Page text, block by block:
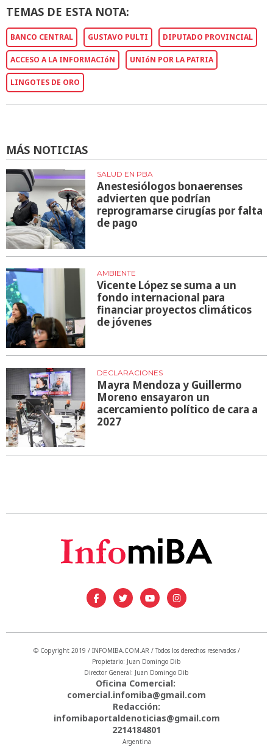
TEMAS DE ESTA NOTA:
BANCO CENTRAL GUSTAVO PULTI DIPUTADO PROVINCIAL
ACCESO A LA INFORMACIóN UNIóN POR LA PATRIA
LINGOTES DE ORO
MÁS NOTICIAS
SALUD EN PBA
Anestesiólogos bonaerenses
advierten que podrían
reprogramarse cirugías por falta
de pago
AMBIENTE
Vicente López se suma a un
fondo internacional para
financiar proyectos climáticos
de jóvenes
DECLARACIONES
Mayra Mendoza y Guillermo
Moreno ensayaron un
acercamiento político de cara a
2027
© Copyright 2019 / INFOMIBA.COM.AR / Todos los derechos reservados /
Propietario: Juan Domingo Dib
Director General: Juan Domingo Dib
Oficina Comercial:
comercial.infomiba@gmail.com
Redacción:
infomibaportaldenoticias@gmail.com
2214184801
Argentina